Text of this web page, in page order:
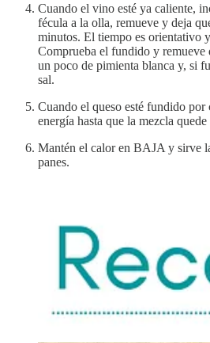
Cuando el vino esté ya caliente,
fécula a la olla, remueve y deja
minutos. El tiempo es orientativo
Comprueba el fundido y remueve
un poco de pimienta blanca y, si
sal.
Cuando el queso esté fundido por
energía hasta que la mezcla
Mantén el calor en BAJA y sirve
panes.